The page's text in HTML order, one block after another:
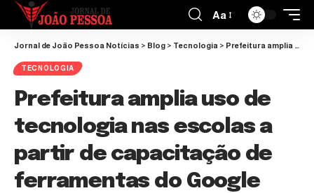
Aa
Jornal de João Pessoa Notícias > Blog > Tecnologia > Prefeitura amplia uso de tecnologia nas escolas a partir de capacitação de ferramentas do Google
TECNOLOGIA
Prefeitura amplia uso de
tecnologia nas escolas a
partir de capacitação de
ferramentas do Google